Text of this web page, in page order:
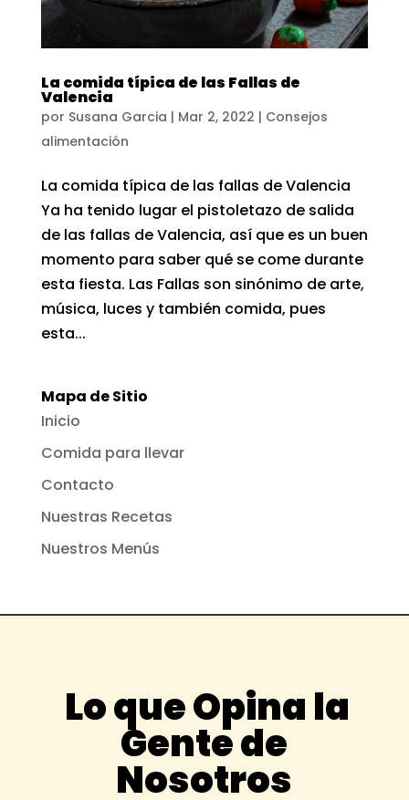
La comida típica de las Fallas de
Valencia
por Susana Garcia | Mar 2, 2022 | Consejos
alimentación
La comida típica de las fallas de Valencia
Ya ha tenido lugar el pistoletazo de salida
de las fallas de Valencia, así que es un buen
momento para saber qué se come durante
esta fiesta. Las Fallas son sinónimo de arte,
música, luces y también comida, pues
esta...
Mapa de Sitio
Inicio
Comida para llevar
Contacto
Nuestras Recetas
Nuestros Menús
Lo que Opina la
Gente de
Nosotros